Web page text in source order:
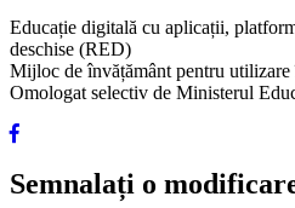
Educație digitală cu aplicații,
deschise (RED)
Mijloc de învățământ pentru utilizare
Omologat selectiv de Ministerul
Semnalați o